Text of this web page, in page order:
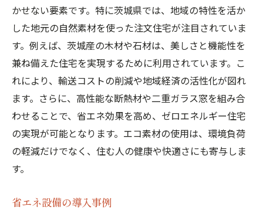
かせない要素です。特に茨城県では、地域の特性を活か
した地元の自然素材を使った注文住宅が注目されていま
す。例えば、茨城産の木材や石材は、美しさと機能性を
兼ね備えた住宅を実現するために利用されています。こ
れにより、輸送コストの削減や地域経済の活性化が図れ
ます。さらに、高性能な断熱材や二重ガラス窓を組み合
わせることで、省エネ効果を高め、ゼロエネルギー住宅
の実現が可能となります。エコ素材の使用は、環境負荷
の軽減だけでなく、住む人の健康や快適さにも寄与しま
す。
省エネ設備の導入事例